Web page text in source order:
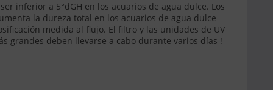
inferior a 5°dGH en los acuarios de agua dulce. Los
la dureza total en los acuarios de agua dulce
medida al flujo. El filtro y las unidades de UV
grandes deben llevarse a cabo durante varios días !